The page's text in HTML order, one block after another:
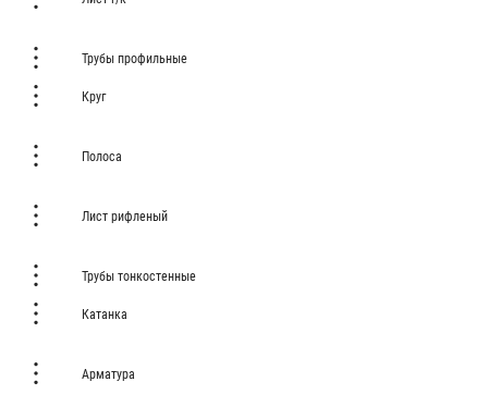
Трубы профильные
Круг
Полоса
Лист рифленый
Трубы тонкостенные
Катанка
Арматура